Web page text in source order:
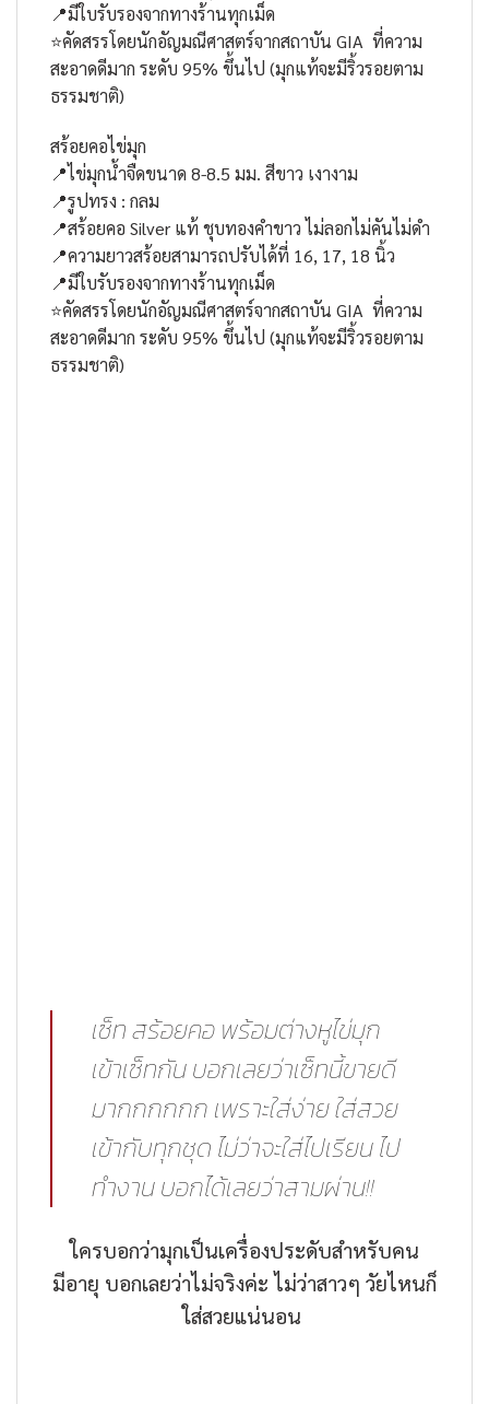
📍มีใบรับรองจากทางร้านทุกเม็ด
⭐คัดสรรโดยนักอัญมณีศาสตร์จากสถาบัน GIA ที่ความ
สะอาดดีมาก ระดับ 95% ขึ้นไป (มุกแท้จะมีริ้วรอยตาม
ธรรมชาติ)
สร้อยคอไข่มุก
📍ไข่มุกน้ำจืดขนาด 8-8.5 มม. สีขาว เงางาม
📍รูปทรง : กลม
📍สร้อยคอ Silver แท้ ชุบทองคำขาว ไม่ลอกไม่คันไม่ดำ
📍ความยาวสร้อยสามารถปรับได้ที่ 16, 17, 18 นิ้ว
📍มีใบรับรองจากทางร้านทุกเม็ด
⭐คัดสรรโดยนักอัญมณีศาสตร์จากสถาบัน GIA ที่ความ
สะอาดดีมาก ระดับ 95% ขึ้นไป (มุกแท้จะมีริ้วรอยตาม
ธรรมชาติ)
เซ็ท สร้อยคอ พร้อมต่างหูไข่มุก
เข้าเซ็ทกัน บอกเลยว่าเซ็ทนี้ขายดี
มากกกกกก เพราะใส่ง่าย ใส่สวย
เข้ากับทุกชุด ไม่ว่าจะใส่ไปเรียน ไป
ทำงาน บอกได้เลยว่าสามผ่าน!!
ใครบอกว่ามุกเป็นเครื่องประดับสำหรับคน
มีอายุ บอกเลยว่าไม่จริงค่ะ ไม่ว่าสาวๆ วัยไหนก็
ใส่สวยแน่นอน